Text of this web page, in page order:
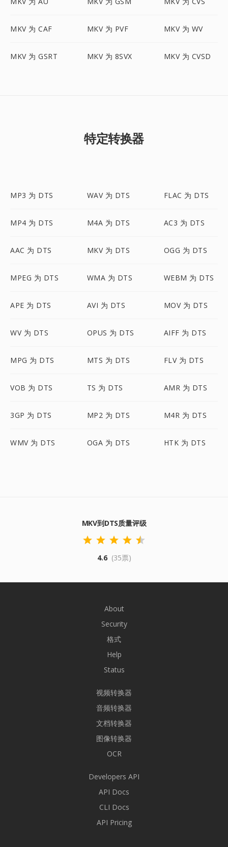
MKV 为 CAF MKV 为 PVF MKV 为 WV
MKV 为 GSRT MKV 为 8SVX MKV 为 CVSD
特定转换器
MP3 为 DTS WAV 为 DTS FLAC 为 DTS
MP4 为 DTS M4A 为 DTS AC3 为 DTS
AAC 为 DTS MKV 为 DTS OGG 为 DTS
MPEG 为 DTS WMA 为 DTS WEBM 为 DTS
APE 为 DTS AVI 为 DTS MOV 为 DTS
WV 为 DTS OPUS 为 DTS AIFF 为 DTS
MPG 为 DTS MTS 为 DTS FLV 为 DTS
VOB 为 DTS TS 为 DTS AMR 为 DTS
3GP 为 DTS MP2 为 DTS M4R 为 DTS
WMV 为 DTS OGA 为 DTS HTK 为 DTS
MKV到DTS质量评级
4.6 (35票)
About
Security
格式
Help
Status
视频转换器
音频转换器
文档转换器
图像转换器
OCR
Developers API
API Docs
CLI Docs
API Pricing